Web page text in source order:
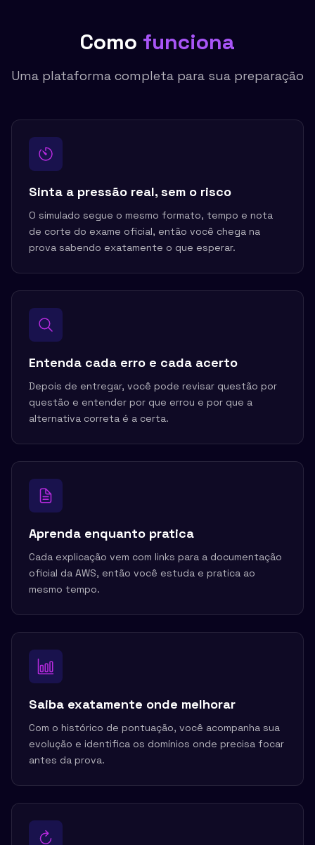
Como funciona
Uma plataforma completa para sua preparação
Sinta a pressão real, sem o risco
O simulado segue o mesmo formato, tempo e nota
de corte do exame oficial, então você chega na
prova sabendo exatamente o que esperar.
Entenda cada erro e cada acerto
Depois de entregar, você pode revisar questão por
questão e entender por que errou e por que a
alternativa correta é a certa.
Aprenda enquanto pratica
Cada explicação vem com links para a documentação
oficial da AWS, então você estuda e pratica ao
mesmo tempo.
Saiba exatamente onde melhorar
Com o histórico de pontuação, você acompanha sua
evolução e identifica os domínios onde precisa focar
antes da prova.